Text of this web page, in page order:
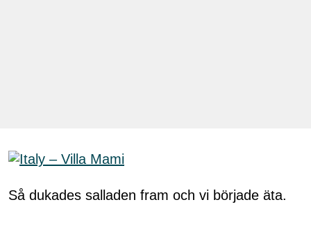
Så dukades salladen fram och vi började äta.